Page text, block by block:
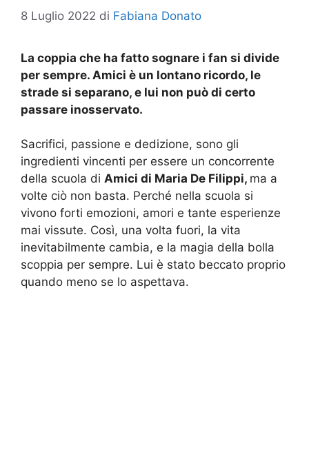
8 Luglio 2022 di Fabiana Donato
La coppia che ha fatto sognare i fan si divide
per sempre. Amici è un lontano ricordo, le
strade si separano, e lui non può di certo
passare inosservato.
Sacrifici, passione e dedizione, sono gli
ingredienti vincenti per essere un concorrente
della scuola di Amici di Maria De Filippi, ma a
volte ciò non basta. Perché nella scuola si
vivono forti emozioni, amori e tante esperienze
mai vissute. Così, una volta fuori, la vita
inevitabilmente cambia, e la magia della bolla
scoppia per sempre. Lui è stato beccato proprio
quando meno se lo aspettava.